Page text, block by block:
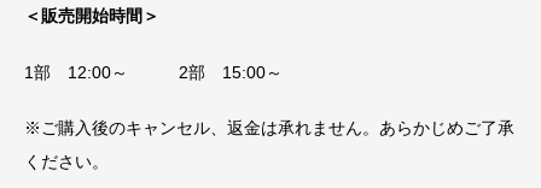
＜販売開始時間＞
1部 12:00～ 2部 15:00～
※ご購入後のキャンセル、返金は承れません。あらかじめご了承
ください。